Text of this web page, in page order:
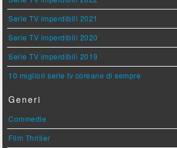
Serie TV imperdibili 2021
Serie TV imperdibili 2020
Serie TV imperdibili 2019
10 migliori serie tv coreane di sempre
Generi
Commedie
Film Thriller